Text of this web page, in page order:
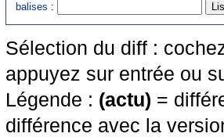
balises :
Sélection du diff :
appuyez sur entrée ou
Légende : (actu) =
différence avec la